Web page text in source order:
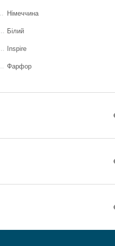
Німеччина
Білий
Inspire
Фарфор